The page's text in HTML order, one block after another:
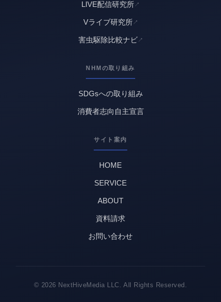
LIVE配信研究所
Vライブ研究所
害虫駆除比較ナビ
NHMの取り組み
SDGsへの取り組み
消費者志向自主宣言
サイト案内
HOME
SERVICE
ABOUT
資料請求
お問い合わせ
© 2026 NextHiveMedia LLC. All Rights Reserved.